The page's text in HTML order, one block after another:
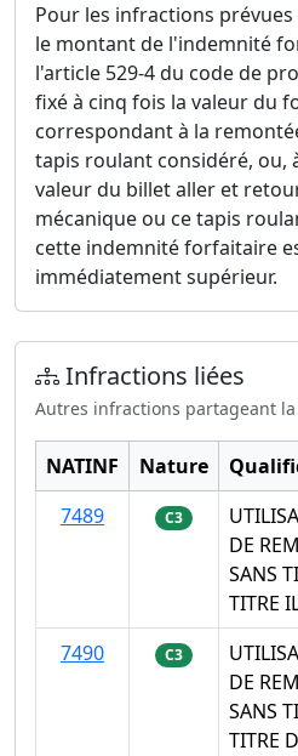
Pour les infractions
le montant de l'indemnité
l'article 529-4 du code de
fixé à cinq fois la valeur du
correspondant à la
tapis roulant considéré, ou,
valeur du billet aller et
mécanique ou ce tapis
cette indemnité forfaitaire
immédiatement supérieur.
Infractions liées
Autres infractions partageant
NATINF Nature
7489
C3
DE
SANS
TITRE
7490
C3
DE
SANS
TITRE